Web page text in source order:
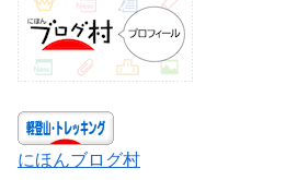
にほんブログ村